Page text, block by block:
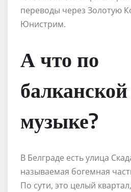
переводы через Золотую
Юнистрим.
А что по
балканской
музыке?
В Белграде есть улица
называемая богемная
По сути, это целый